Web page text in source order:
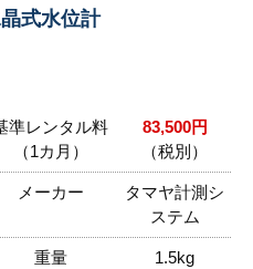
式水位計
準レンタル料
（1カ月）
83,500円
（税別）
メーカー
タマヤ計測シ
ステム
重量 1.5kg